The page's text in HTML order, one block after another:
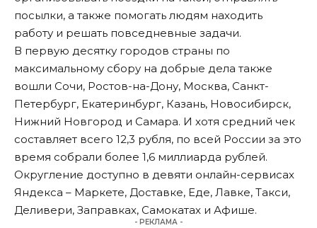
посылки, а также помогать людям находить
работу и решать повседневные задачи.
В первую десятку городов страны по
максимальному сбору на добрые дела также
вошли Сочи, Ростов-на-Дону, Москва, Санкт-
Петербург, Екатеринбург, Казань, Новосибирск,
Нижний Новгород и Самара. И хотя средний чек
составляет всего 12,3 рубля, по всей России за это
время собрали более 1,6 миллиарда рублей.
Округление доступно в девяти онлайн-сервисах
Яндекса – Маркете, Доставке, Еде, Лавке, Такси,
Деливери, Заправках, Самокатах и Афише.
- РЕКЛАМА -